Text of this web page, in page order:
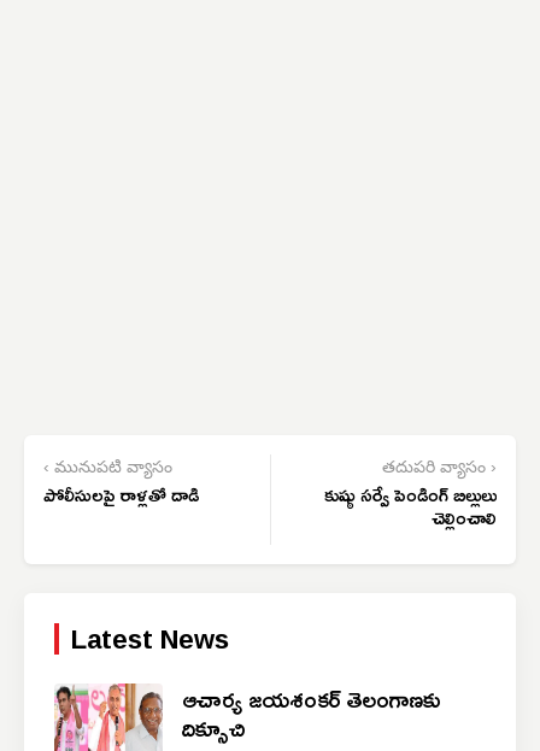
‹ మునుపటి వ్యాసం
పోలీసులపై రాళ్లతో దాడి
తదుపరి వ్యాసం ›
కుష్ఠు సర్వే పెండింగ్ బిల్లులు
చెల్లించాలి
Latest News
ఆచార్య జయశంకర్ తెలంగాణకు
దిక్సూచి